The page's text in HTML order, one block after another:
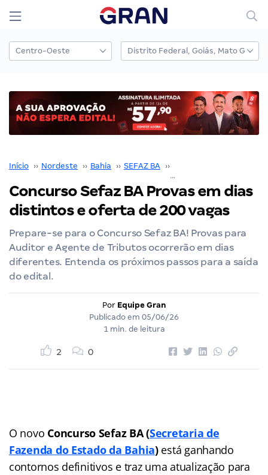
Início ›› Nordeste ›› Bahia ›› SEFAZ BA ››
Concurso Sefaz BA Provas em dias
distintos e oferta de 200 vagas
Prepare-se para o Concurso Sefaz BA! Provas para
Auditor e Agente de Tributos ocorrerão em dias
diferentes. Entenda os próximos passos para a saída
do edital.
Por Equipe Gran
Publicado em 05/06/26
1 min. de leitura
2 0
O novo Concurso Sefaz BA (Secretaria de
Fazenda do Estado da Bahia)está ganhando
contornos definitivos e traz uma atualização para